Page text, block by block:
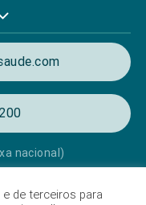
nacional)
de terceiros para